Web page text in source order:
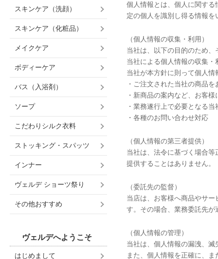
個人情報とは、個人に関す
定の個人を識別し得る情報を
（個人情報の収集・利用）
当社は、以下の目的のため
当社による個人情報の収集
当社が本方針に則って個人
・ご注文された当社の商品
・新商品の案内など、お客
・業務遂行上で必要となる
・各種のお問い合わせ対応
（個人情報の第三者提供）
当社は、法令に基づく場合
提供することはありません。
（委託先の監督）
当店は、お客様へ商品やサ
す。その場合、業務委託先
（個人情報の管理）
当社は、個人情報の漏洩、
また、個人情報を正確に、
スキンケア（洗顔）
スキンケア（化粧品）
メイクケア
ボディーケア
バス（入浴剤）
ソープ
こだわりシルク衣料
ストッキング・スパッツ
インナー
ヴェルデ ショーツ祭り
その他おすすめ
ヴェルデへようこそ
はじめまして